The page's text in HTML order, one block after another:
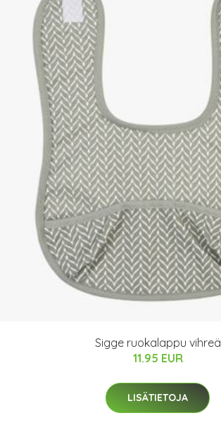
Sigge ruokalappu vihreä
11.95 EUR
LISÄTIETOJA